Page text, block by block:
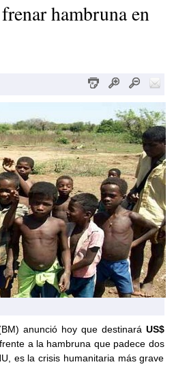
hambruna en
anunció hoy que destinará US$
a la hambruna que padece dos
es la crisis humanitaria más grave